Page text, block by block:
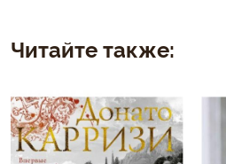
Читайте также: